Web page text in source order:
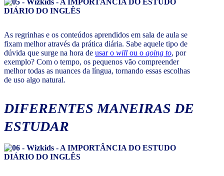
As regrinhas e os conteúdos aprendidos em sala de aula se
fixam melhor através da prática diária. Sabe aquele tipo de
dúvida que surge na hora de usar o will ou o going to, por
exemplo? Com o tempo, os pequenos vão compreender
melhor todas as nuances da língua, tornando essas escolhas
de uso algo natural.
DIFERENTES MANEIRAS DE
ESTUDAR